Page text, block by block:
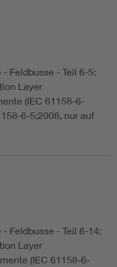
Feldbusse - Teil 6-5:
Layer
(IEC 61158-6-
6-5:2008, nur auf
Feldbusse - Teil 6-14:
Layer
(IEC 61158-6-